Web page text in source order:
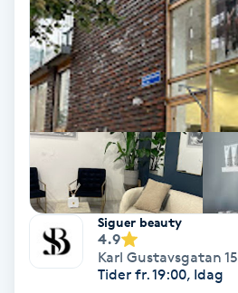
Fettreducering
Fibromassage
Fillers
Fotmassage
Fotsvamp
Siguer beauty
4.9
Karl Gustavsgatan 15
Tider fr. 19:00, Idag